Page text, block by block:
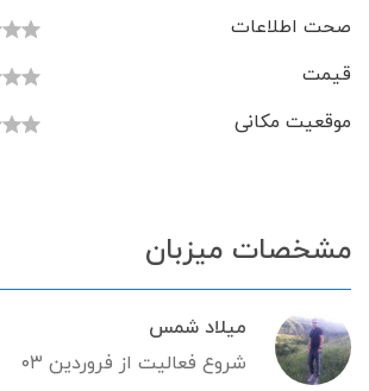
صحت اطلاعات
قیمت
موقعیت مکانی
مشخصات میزبان
میلاد شمس
شروع فعالیت از فروردین ۰۳